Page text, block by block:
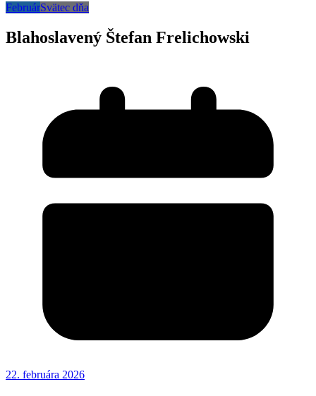
FebruárSvätec dňa
Blahoslavený Štefan Frelichowski
22. februára 2026